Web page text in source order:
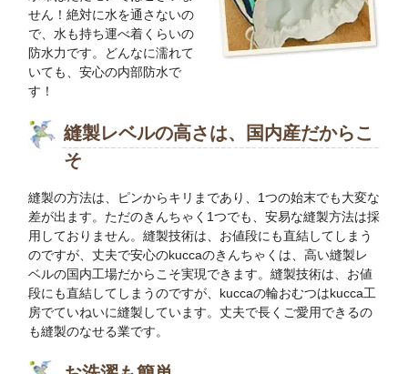
せん！絶対に水を通さないの
で、水も持ち運べ着くらいの
防水力です。どんなに濡れて
いても、安心の内部防水で
す！
縫製レベルの高さは、国内産だからこ
そ
縫製の方法は、ピンからキリまであり、1つの始末でも大変な
差が出ます。ただのきんちゃく1つでも、安易な縫製方法は採
用しておりません。縫製技術は、お値段にも直結してしまう
のですが、丈夫で安心のkuccaのきんちゃくは、高い縫製レ
ベルの国内工場だからこそ実現できます。縫製技術は、お値
段にも直結してしまうのですが、kuccaの輪おむつはkucca工
房でていねいに縫製しています。丈夫で長くご愛用できるの
も縫製のなせる業です。